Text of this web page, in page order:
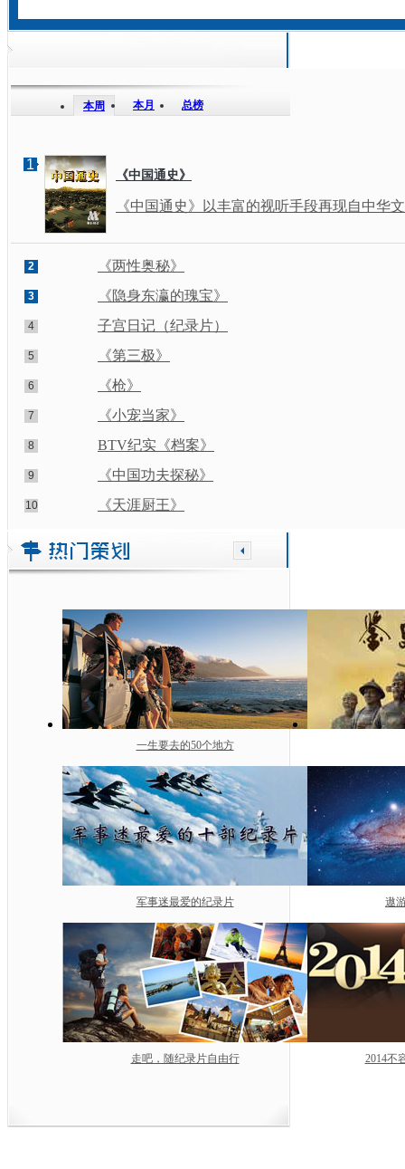
本周 本月 总榜
1
《中国通史》
《中国通史》以丰富的视听手段再现自中华
2 《两性奥秘》
3 《隐身东瀛的瑰宝》
4 子宫日记（纪录片）
5 《第三极》
6 《枪》
7 《小宠当家》
8 BTV纪实《档案》
9 《中国功夫探秘》
10 《天涯厨王》
一生要去的50个地方
军事迷最爱的纪录片
走吧，随纪录片自由行
遨
2014不